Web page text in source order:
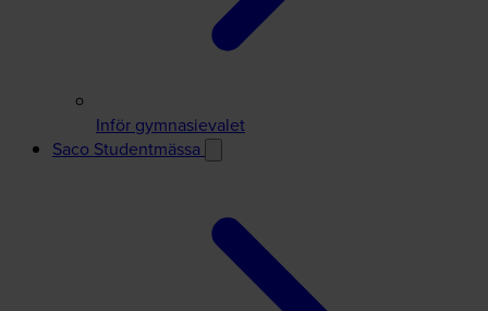
Inför gymnasievalet
Saco Studentmässa